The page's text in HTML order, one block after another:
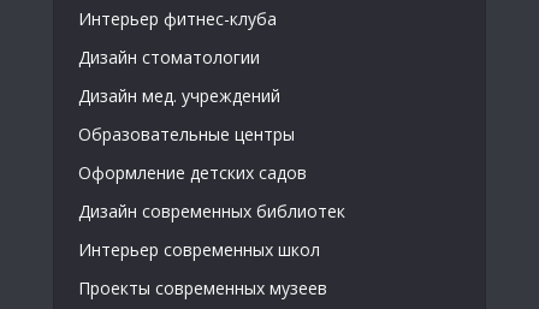
Интерьер фитнес-клуба
Дизайн стоматологии
Дизайн мед. учреждений
Образовательные центры
Оформление детских садов
Дизайн современных библиотек
Интерьер современных школ
Проекты современных музеев